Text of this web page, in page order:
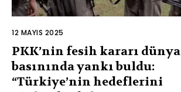
12 MAYIS 2025
PKK’nin fesih kararı dünya
basınında yankı buldu:
“Türkiye’nin hedeflerini